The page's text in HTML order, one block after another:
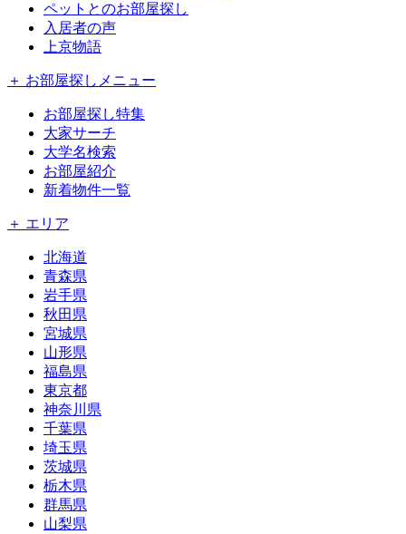
ペットとのお部屋探し
入居者の声
上京物語
＋ お部屋探しメニュー
お部屋探し特集
大家サーチ
大学名検索
お部屋紹介
新着物件一覧
＋ エリア
北海道
青森県
岩手県
秋田県
宮城県
山形県
福島県
東京都
神奈川県
千葉県
埼玉県
茨城県
栃木県
群馬県
山梨県